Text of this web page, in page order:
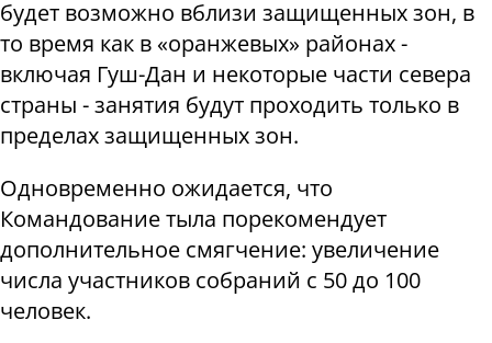
будет возможно вблизи защищенных зон, в
то время как в «оранжевых» районах -
включая Гуш-Дан и некоторые части севера
страны - занятия будут проходить только в
пределах защищенных зон.
Одновременно ожидается, что
Командование тыла порекомендует
дополнительное смягчение: увеличение
числа участников собраний с 50 до 100
человек.